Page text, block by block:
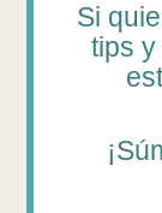
Si
tips